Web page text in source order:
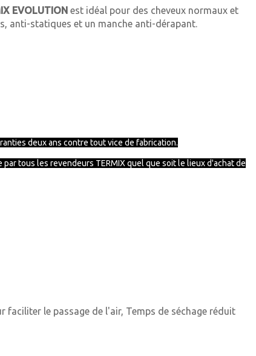
EVOLUTION est idéal pour des cheveux normaux et
anti-statiques et un manche anti-dérapant.
deux ans contre tout vice de fabrication.
par tous les revendeurs TERMIXquel que soit le lieux d'achat de
faciliter le passage de l'air, Temps de séchage réduit